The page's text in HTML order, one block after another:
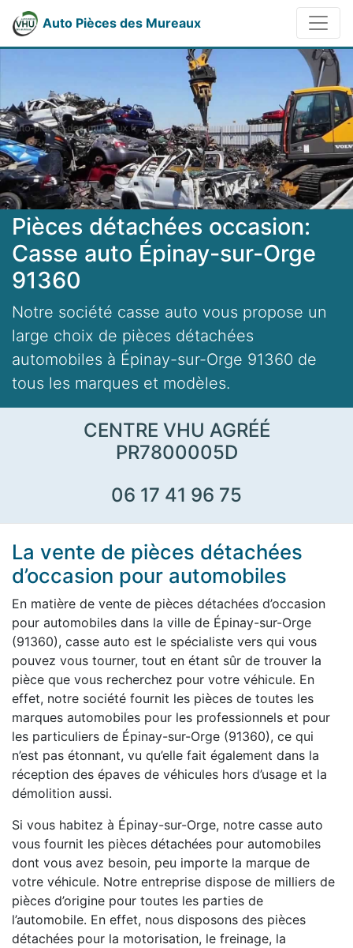
Auto Pièces des Mureaux
Pièces détachées occasion:
Casse auto Épinay-sur-Orge
91360
Notre société casse auto vous propose un
large choix de pièces détachées
automobiles à Épinay-sur-Orge 91360 de
tous les marques et modèles.
CENTRE VHU AGRÉÉ
PR7800005D
06 17 41 96 75
La vente de pièces détachées
d’occasion pour automobiles
En matière de vente de pièces détachées d’occasion
pour automobiles dans la ville de Épinay-sur-Orge
(91360), casse auto est le spécialiste vers qui vous
pouvez vous tourner, tout en étant sûr de trouver la
pièce que vous recherchez pour votre véhicule. En
effet, notre société fournit les pièces de toutes les
marques automobiles pour les professionnels et pour
les particuliers de Épinay-sur-Orge (91360), ce qui
n’est pas étonnant, vu qu’elle fait également dans la
réception des épaves de véhicules hors d’usage et la
démolition aussi.
Si vous habitez à Épinay-sur-Orge, notre casse auto
vous fournit les pièces détachées pour automobiles
dont vous avez besoin, peu importe la marque de
votre véhicule. Notre entreprise dispose de milliers de
pièces d’origine pour toutes les parties de
l’automobile. En effet, nous disposons des pièces
détachées pour la motorisation, le freinage, la